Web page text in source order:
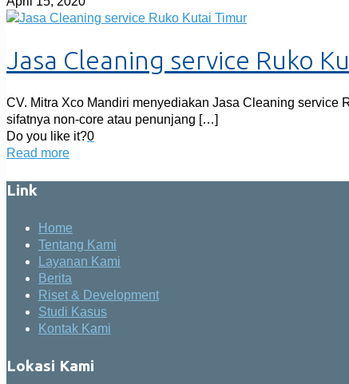
Jasa Cleaning service Ruko
CV. Mitra Xco Mandiri menyediakan Jasa Cleaning service
sifatnya non-core atau penunjang […]
Do you like it?0
Read more
Link
Home
Tentang Kami
Layanan Kami
Berita
Riset & Development
Studi Kasus
Kontak Kami
Lokasi Kami